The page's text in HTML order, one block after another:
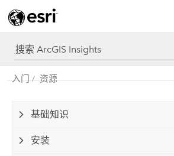
入门 资源
基础知识
安装